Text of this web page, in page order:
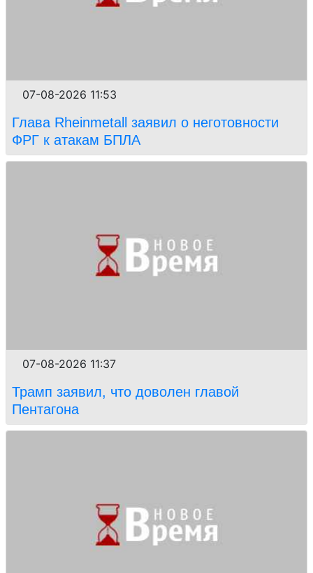
07-08-2026 11:53
Глава Rheinmetall заявил о неготовности
ФРГ к атакам БПЛА
07-08-2026 11:37
Трамп заявил, что доволен главой
Пентагона